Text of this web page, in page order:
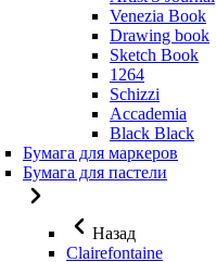
Venezia Book
Drawing book
Sketch Book
1264
Schizzi
Accademia
Black Black
Бумага для маркеров
Бумага для пастели
Назад
Clairefontaine